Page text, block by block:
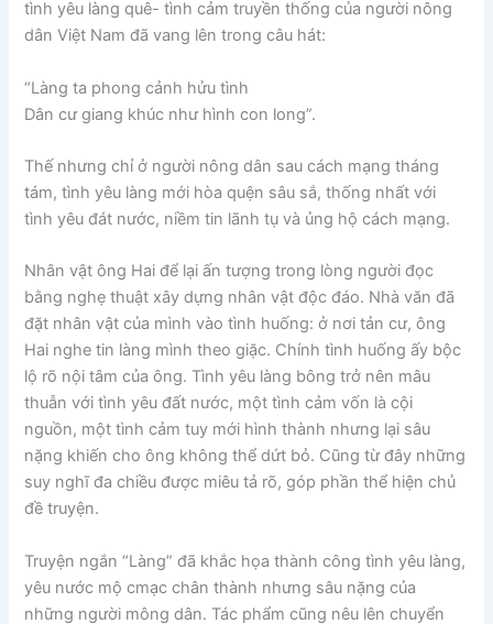
tình yêu làng quê- tình cảm truyền thống của người nông
dân Việt Nam đã vang lên trong câu hát:
“Làng ta phong cảnh hửu tình
Dân cư giang khúc như hình con long”.
Thế nhưng chỉ ở người nông dân sau cách mạng tháng
tám, tình yêu làng mới hòa quện sâu sắ, thống nhất với
tình yêu đát nước, niềm tin lãnh tụ và ủng hộ cách mạng.
Nhân vật ông Hai để lại ấn tượng trong lòng người đọc
bằng nghẹ thuật xây dựng nhân vật độc đáo. Nhà văn đã
đặt nhân vật của mình vào tình huống: ở nơi tản cư, ông
Hai nghe tin làng mình theo giặc. Chính tình huống ấy bộc
lộ rõ nội tâm của ông. Tình yêu làng bông trở nên mâu
thuẫn với tình yêu đất nước, một tình cảm vốn là cội
nguồn, một tình cảm tuy mới hình thành nhưng lại sâu
nặng khiến cho ông không thể dứt bỏ. Cũng từ đây những
suy nghĩ đa chiều được miêu tả rõ, góp phần thể hiện chủ
đề truyện.
Truyện ngắn “Làng” đã khắc họa thành công tình yêu làng,
yêu nước mộ cmạc chân thành nhưng sâu nặng của
những người mông dân. Tác phẩm cũng nêu lên chuyển